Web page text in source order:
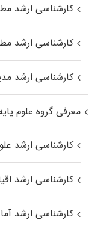
کارشناسی ارشد
کارشناسی ارشد
کارشناسی ارشد
معرفی گروه علوم
کارشناسی ارشد
کارشناسی ارشد
کارشناسی ارشد